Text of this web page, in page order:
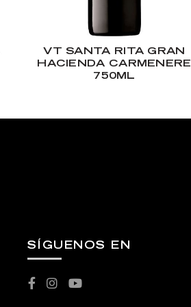
VT SANTA RITA GRAN
HACIENDA CARMENERE
750ML
SÍGUENOS EN